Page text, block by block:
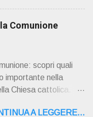
Io don Gino Oliosi v
su don
di vita l'ho scelto
ERO "CURATO" …
Via San Giovanni
8201679 – Cell.
icordo che qualche
Comunione
scopri quali
importante nella
Chiesa cattolica.
Tuttavia, ci
A LEGGERE...